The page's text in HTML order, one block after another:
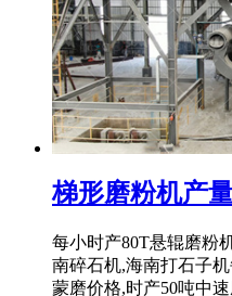
梯形磨粉机产
每小时产80T悬辊磨粉
南碎石机,海南打石子
蒙磨价格,时产50吨中